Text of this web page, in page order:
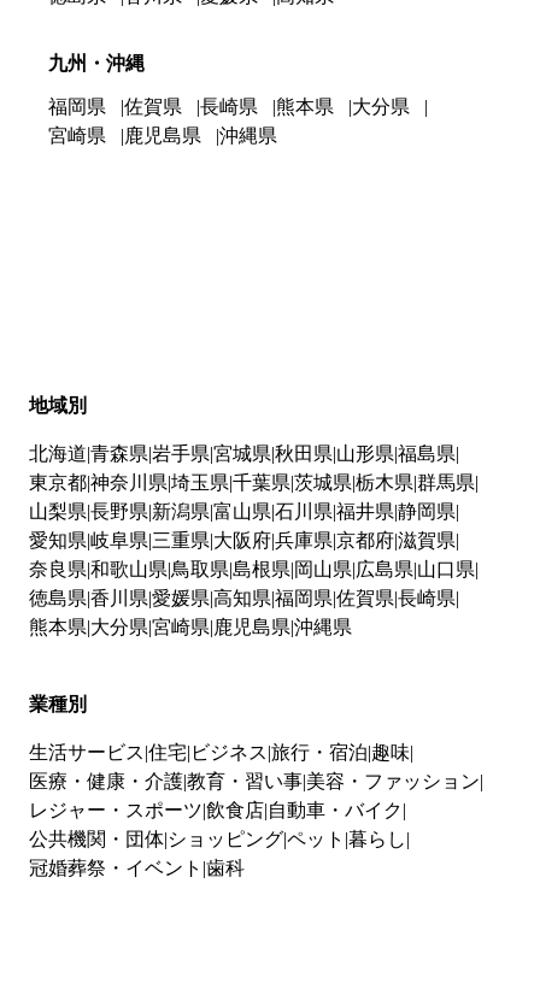
九州・沖縄
福岡県 佐賀県 長崎県 熊本県
大分県
宮崎県
鹿児島県 沖縄県
地域別
北海道 青森県 岩手県 宮城県 秋田県 山形県 福島県
東京都神奈川県 埼玉県 千葉県 茨城県 栃木県 群馬県
山梨県 長野県 新潟県 富山県 石川県 福井県 静岡県
愛知県 岐阜県 三重県 大阪府兵庫県 京都府滋賀県
奈良県 和歌山県 鳥取県 島根県 岡山県 広島県 山口県
徳島県 香川県 愛媛県 高知県 福岡県 佐賀県 長崎県
熊本県 大分県 宮崎県 鹿児島県 沖縄県
業種別
生活サービス 住宅 ビジネス 旅行・宿泊 趣味
医療・健康・介護教育・習い事 美容・ファッション
レジャー・スポーツ 飲食店 自動車・バイク
公共機関・団体 ショッピングペット 暮らし
冠婚葬祭・イベント 歯科